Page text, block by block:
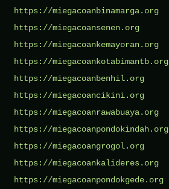
https://miegacoanbinamarga.org
https://miegacoansenen.org
https://miegacoankemayoran.org
https://miegacoankotabimantb.org
https://miegacoanbenhil.org
https://miegacoancikini.org
https://miegacoanrawabuaya.org
https://miegacoanpondokindah.org
https://miegacoangrogol.org
https://miegacoankalideres.org
https://miegacoanpondokgede.org